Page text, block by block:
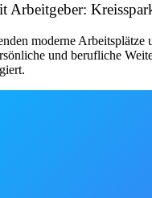
moderne
und berufliche